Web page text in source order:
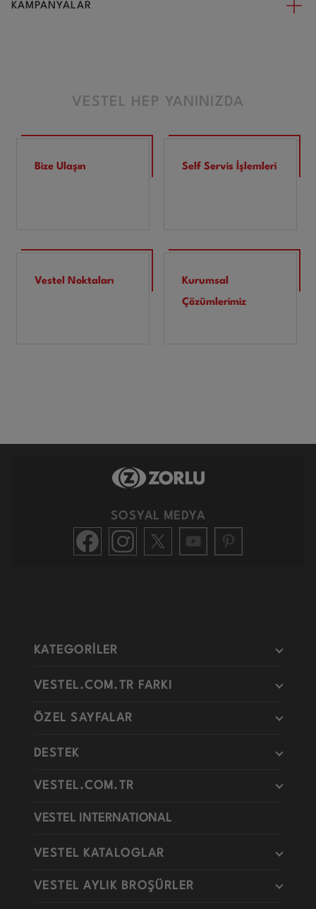
KAMPANYALAR
VESTEL HEP YANINIZDA
Bize Ulaşın Self Servis İşlemleri
Vestel Noktaları
Kurumsal
Çözümlerimiz
SOSYAL MEDYA
KATEGORİLER
VESTEL.COM.TR FARKI
ÖZEL SAYFALAR
DESTEK
VESTEL.COM.TR
VESTEL INTERNATIONAL
VESTEL KATALOGLAR
VESTEL AYLIK BROŞÜRLER